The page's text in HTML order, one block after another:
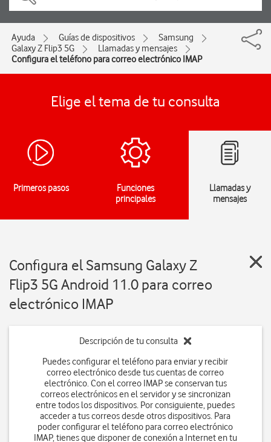
Ayuda Guías de dispositivos
Samsung
Galaxy Z Flip3 5G
Llamadas y mensajes
Configura el teléfono para correo electrónico IMAP
Elige el tema de tu consulta
Primeros pasos
Funciones
principales
Llamadas y
mensajes
Configura el Samsung Galaxy Z
Flip3 5G Android 11.0 para correo
electrónico IMAP
Descripción de tu consulta
Puedes configurar el teléfono para enviar y recibir
correo electrónico desde tus cuentas de correo
electrónico. Con el correo IMAP se conservan tus
correos electrónicos en el servidor y se sincronizan
entre todos los dispositivos. Por consiguiente, puedes
acceder a tus correos desde otros dispositivos. Para
poder configurar el teléfono para correo electrónico
IMAP, tienes que disponer de conexión a Internet en tu